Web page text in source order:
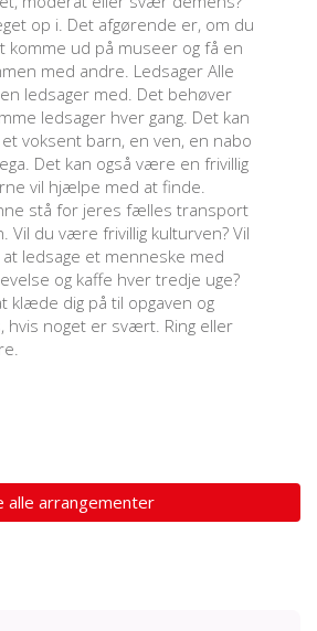
op i. Det afgørende er, om du
komme ud på museer og få en
med andre. Ledsager Alle
ledsager med. Det behøver
ledsager hver gang. Det kan
voksent barn, en ven, en nabo
Det kan også være en frivillig
vil hjælpe med at finde.
stå for jeres fælles transport
Vil du være frivillig kulturven? Vil
ledsage et menneske med
og kaffe hver tredje uge?
klæde dig på til opgaven og
hvis noget er svært. Ring eller
alle arrangementer